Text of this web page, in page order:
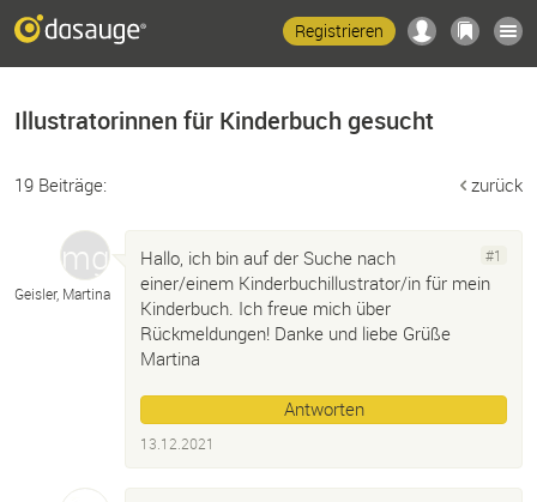
Registrieren
Illustratorinnen für Kinderbuch gesucht
19 Beiträge: zurück
Geisler, Martina
#1
Hallo, ich bin auf der Suche nach
einer/einem Kinderbuchillustrator/in für mein
Kinderbuch. Ich freue mich über
Rückmeldungen! Danke und liebe Grüße
Martina
Antworten
13.12.2021